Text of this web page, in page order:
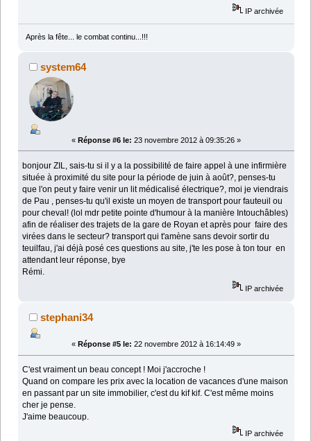
IP archivée
Après la fête... le combat continu...!!!
system64
« Réponse #6 le: 23 novembre 2012 à 09:35:26 »
bonjour ZIL, sais-tu si il y a la possibilité de faire appel à une infirmière
située à proximité du site pour la période de juin à août?, penses-tu
que l'on peut y faire venir un lit médicalisé électrique?, moi je viendrais
de Pau , penses-tu qu'il existe un moyen de transport pour fauteuil ou
pour cheval! (lol mdr petite pointe d'humour à la manière Intouchâbles)
afin de réaliser des trajets de la gare de Royan et après pour faire des
virées dans le secteur? transport qui t'amène sans devoir sortir du
teuilfau, j'ai déjà posé ces questions au site, j'te les pose à ton tour en
attendant leur réponse, bye
Rémi.
IP archivée
stephani34
« Réponse #5 le: 22 novembre 2012 à 16:14:49 »
C'est vraiment un beau concept ! Moi j'accroche !
Quand on compare les prix avec la location de vacances d'une maison
en passant par un site immobilier, c'est du kif kif. C'est même moins
cher je pense.
J'aime beaucoup.
IP archivée